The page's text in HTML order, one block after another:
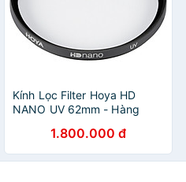
Kính Lọc Filter Hoya HD
NANO UV 62mm - Hàng
1.800.000 đ